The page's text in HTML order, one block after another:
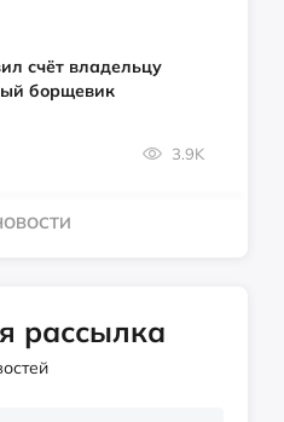
счёт владельцу
борщевик
3.9K
рассылка